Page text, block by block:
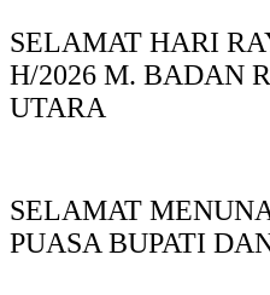
SELAMAT HARI
H/2026 M. BADAN
UTARA
SELAMAT
PUASA BUPATI